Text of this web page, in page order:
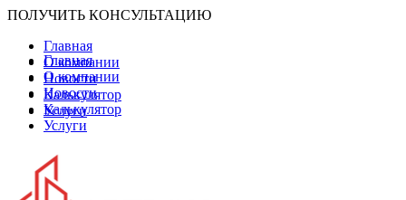
ПОЛУЧИТЬ КОНСУЛЬТАЦИЮ
Главная
О компании
Новости
Калькулятор
Услуги
Главная
О компании
Новости
Калькулятор
Услуги